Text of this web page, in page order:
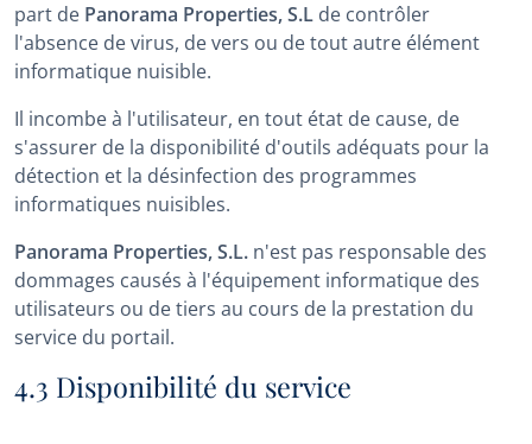
part de Panorama Properties, S.L de contrôler
l'absence de virus, de vers ou de tout autre élément
informatique nuisible.
Il incombe à l'utilisateur, en tout état de cause, de
s'assurer de la disponibilité d'outils adéquats pour la
détection et la désinfection des programmes
informatiques nuisibles.
Panorama Properties, S.L. n'est pas responsable des
dommages causés à l'équipement informatique des
utilisateurs ou de tiers au cours de la prestation du
service du portail.
4.3 Disponibilité du service